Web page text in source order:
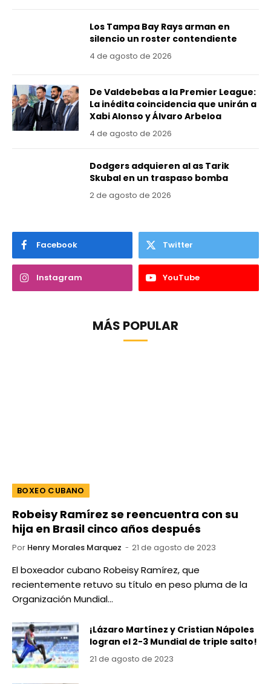
Los Tampa Bay Rays arman en
silencio un roster contendiente
4 de agosto de 2026
De Valdebebas a la Premier League:
La inédita coincidencia que unirán a
Xabi Alonso y Álvaro Arbeloa
4 de agosto de 2026
Dodgers adquieren al as Tarik
Skubal en un traspaso bomba
2 de agosto de 2026
Facebook Twitter
Instagram YouTube
MÁS POPULAR
BOXEO CUBANO
Robeisy Ramírez se reencuentra con su
hija en Brasil cinco años después
Por Henry Morales Marquez 21 de agosto de 2023
El boxeador cubano Robeisy Ramírez, que
recientemente retuvo su título en peso pluma de la
Organización Mundial…
¡Lázaro Martínez y Cristian Nápoles
logran el 2-3 Mundial de triple salto!
21 de agosto de 2023